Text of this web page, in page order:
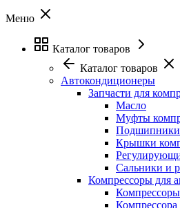
Меню
Каталог товаров
Каталог товаров
Автокондиционеры
Запчасти для
Масло
Муфты
Подшипники
Крышки
Сальники и
Компрессоры для
Компрессора